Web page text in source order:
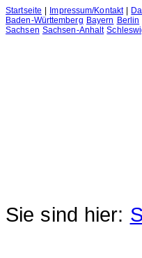
Startseite Impressum/Kontakt|
Baden-Württemberg Bayern Berlin
Sachsen Sachsen-Anhalt
Sie sind hier: